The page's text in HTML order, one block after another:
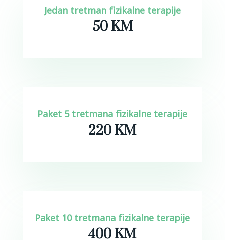
Jedan tretman fizikalne terapije
50 KM
Paket 5 tretmana fizikalne terapije
220 KM
Paket 10 tretmana fizikalne terapije
400 KM